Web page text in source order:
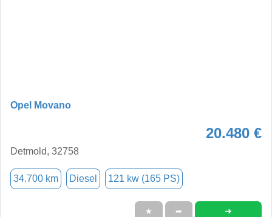
Opel Movano
20.480 €
Detmold, 32758
34.700 km Diesel 121 kw (165 PS)
★ ➦ ➜